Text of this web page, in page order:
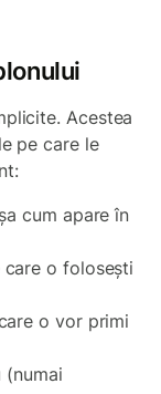
Acestea
pe care le
cum apare în
o folosești
o vor primi